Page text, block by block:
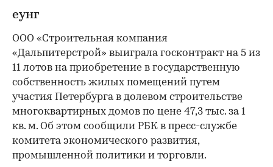
eунг
ООО «Строительная компания
«Дальпитерстрой» выиграла госконтракт на 5 из
11 лотов на приобретение в государственную
собственность жилых помещений путем
участия Петербурга в долевом строительстве
многоквартирных домов по цене 47,3 тыс. за 1
кв. м. Об этом сообщили РБК в пресс-службе
комитета экономического развития,
промышленной политики и торговли.